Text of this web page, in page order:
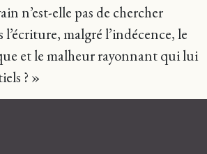
n’est-elle pas de chercher
malgré l’indécence, le
et le malheur rayonnant qui lui
? »